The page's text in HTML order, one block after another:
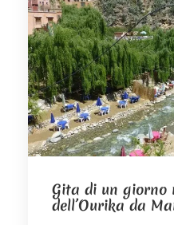
Gita di un giorno
dell’Ourika da